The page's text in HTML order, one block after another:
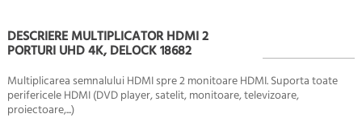
DESCRIERE MULTIPLICATOR HDMI 2
PORTURI UHD 4K, DELOCK 18682
Multiplicarea semnalului HDMI spre 2 monitoare HDMI. Suporta toate
perifericele HDMI (DVD player, satelit, monitoare, televizoare,
proiectoare,...)